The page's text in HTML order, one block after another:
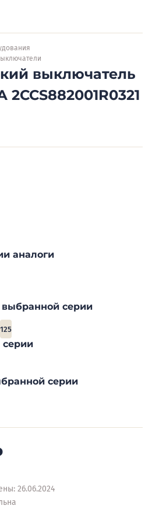
выключатель
аналоги
серии
125
серии
26.06.2024